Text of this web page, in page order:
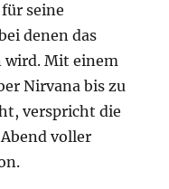
seine
denen das
wird. Mit einem
Nirvana bis zu
verspricht die
voller